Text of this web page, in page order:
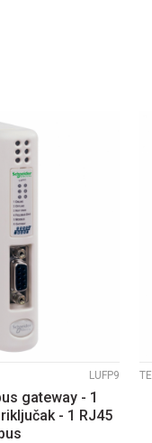
LUFP9
gateway - 1
- 1 RJ45